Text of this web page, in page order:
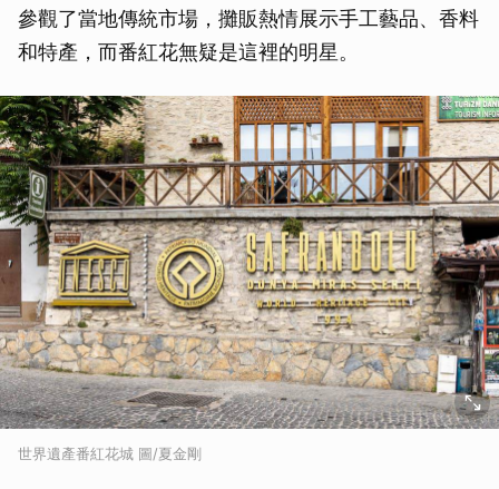
參觀了當地傳統市場，攤販熱情展示手工藝品、香料
和特產，而番紅花無疑是這裡的明星。
世界遺產番紅花城 圖/夏金剛